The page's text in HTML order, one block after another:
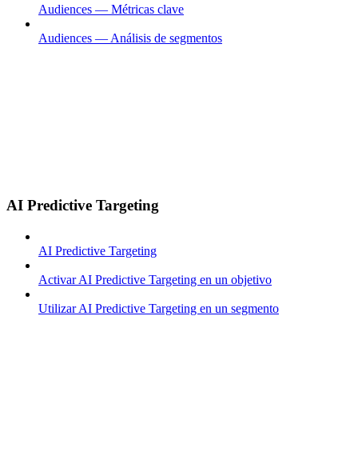
Audiences — Métricas clave
Audiences — Análisis de segmentos
AI Predictive Targeting
AI Predictive Targeting
Activar AI Predictive Targeting en un objetivo
Utilizar AI Predictive Targeting en un segmento